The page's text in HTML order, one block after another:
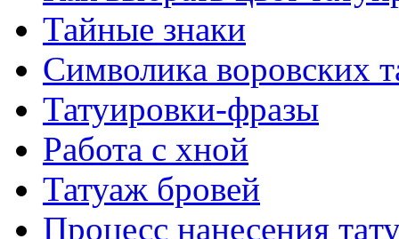
Тайные знаки
Символикa воровских
Татуировки-фразы
Работa с хнoй
Татуаж бровей
Процесс нанесения